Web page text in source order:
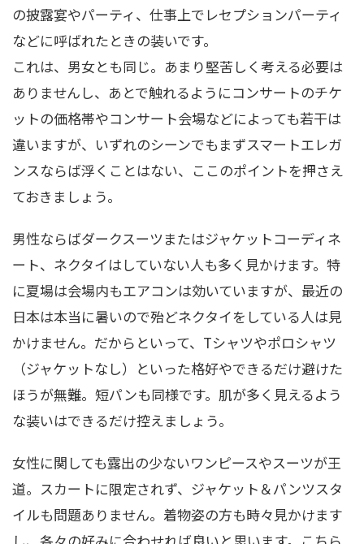
の披露宴やパーティ、仕事上でレセプションパーティ
などに呼ばれたときの装いです。
これは、男女とも同じ。あまり堅苦しく考える必要は
ありませんし、あとで触れるようにコンサートのチケ
ットの価格帯やコンサート会場などによっても若干は
違いますが、いずれのシーンでもまずスマートエレガ
ンスならば浮くことはない、ここのポイントを押さえ
ておきましょう。
男性ならばダークスーツまたはジャケットコーディネ
ート、ネクタイはしていない人も多く見かけます。特
に夏場は会場内もエアコンは効いていますが、最近の
日本は本当に暑いので殆どネクタイをしている人は見
かけません。だからといって、Tシャツやポロシャツ
（ジャケットなし）といった格好やできるだけ避けた
ほうが無難。短パンも同様です。肌が多く見えるよう
な装いはできるだけ控えましょう。
女性に関しても露出の少ないワンピースやスーツが王
道。スカートに限定されず、ジャケット＆パンツスタ
イルも問題ありません。着物姿の方も時々見かけます